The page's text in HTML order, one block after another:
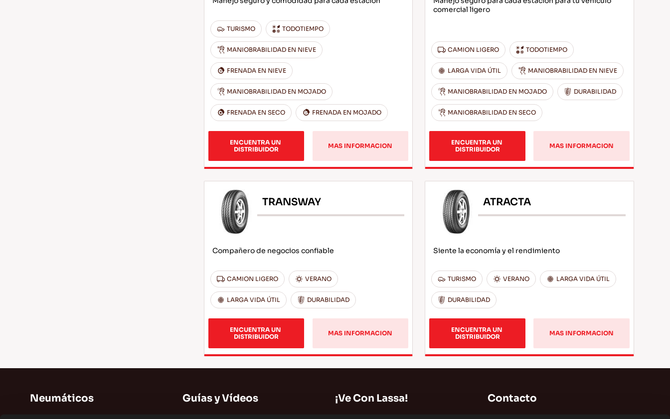
TURISMO TODOTIEMPO
MANIOBRABILIDAD EN NIEVE
FRENADA EN NIEVE
MANIOBRABILIDAD EN MOJADO
FRENADA EN SECO FRENADA EN MOJADO
ENCUENTRA UN
DISTRIBUIDOR
MAS INFORMACION
comercial ligero
CAMION LIGERO TODOTIEMPO
LARGA VIDA ÚTIL MANIOBRABILIDAD EN NIEVE
MANIOBRABILIDAD EN MOJADO DURABILIDAD
MANIOBRABILIDAD EN SECO
ENCUENTRA UN
DISTRIBUIDOR
MAS INFORMACION
TRANSWAY
Compañero de negocios confiable
CAMION LIGERO VERANO
LARGA VIDA ÚTIL DURABILIDAD
ENCUENTRA UN
DISTRIBUIDOR
MAS INFORMACION
ATRACTA
Siente la economía y el rendimiento
TURISMO VERANO LARGA VIDA ÚTIL
DURABILIDAD
ENCUENTRA UN
DISTRIBUIDOR
MAS INFORMACION
Neumáticos Guías y Vídeos ¡Ve Con Lassa! Contacto